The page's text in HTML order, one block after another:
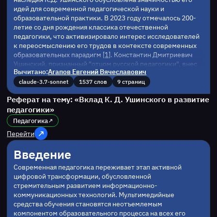
идей для современной педагогической науки и
образовательной практики. В 2023 году отмечалось 200-
летие со дня рождения классика отечественной
педагогики, что активизировало интерес исследователей
к переосмыслению его трудов в контексте современных
образовательных парадигм [1]. Константин Дмитриевич
Ушинский, признанный "отцом русской педагогики", внес
фундаментальный вклад в становление национальной
системы образования и разработку научных основ
педагогической теории.
Целью настоящего исследования является всесторонний
анализ педагогического наследия К.Д. Ушинского и
определение его роли в развитии педагогической науки.
Для достижения поставленной цели сформулированы
следующие задачи: изучить биографию и формирование
сущность его ключевых педагогических идей; оценить
влияние концепций Ушинского на становление и развитие
отечественной педагогики.
Методологическую основу работы составляет историко-
педагогический подход, включающий анализ
биографических данных, педагогических трудов ученого и
социально-исторического контекста его деятельности.
Вычитано:Агапов Евгений Вячеславович
claude-3.7-sonnet 1537 слов 9 страниц
Реферат на тему: «Вклад К. Д. Ушинского в развитие
педагогики»
Педагогика
Перейти
Введение
Современная педагогика переживает этап активной
цифровой трансформации, обусловленной
стремительным развитием информационно-
коммуникационных технологий. Мультимедийные
средства обучения становятся неотъемлемым
компонентом образовательного процесса на всех его